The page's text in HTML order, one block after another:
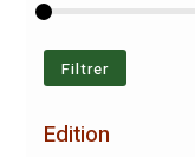
Filtrer
Edition